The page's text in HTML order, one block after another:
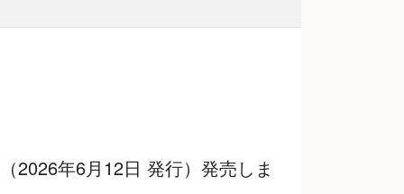
2026年6月12日 発行）発売しま